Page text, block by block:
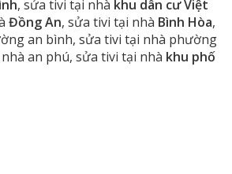
, sửa tivi tại nhà khu dân cư Việt
Đồng An, sửa tivi tại nhà Bình Hòa,
an bình, sửa tivi tại nhà phường
an phú, sửa tivi tại nhà khu phố